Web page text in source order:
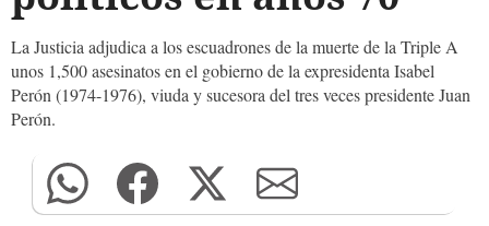
La Justicia adjudica a los escuadrones de la muerte de la Triple A
unos 1,500 asesinatos en el gobierno de la expresidenta Isabel
Perón (1974-1976), viuda y sucesora del tres veces presidente Juan
Perón.